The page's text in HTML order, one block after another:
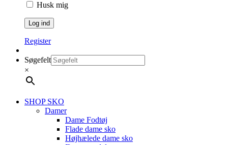
Husk mig
Register
Søgefelt
×
SHOP SKO
Damer
Dame Fodtøj
Flade dame sko
Højhælede dame sko